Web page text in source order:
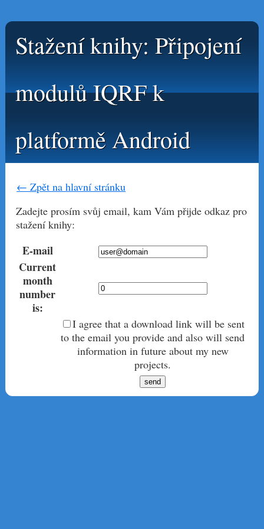
Stažení knihy: Připojení
modulů IQRF k
platformě Android
← Zpět na hlavní stránku
Zadejte prosím svůj email, kam Vám přijde odkaz pro
stažení knihy:
E-mail
Current
month
number
is:
I agree that a download link will be sent
to the email you provide and also will send
information in future about my new
projects.